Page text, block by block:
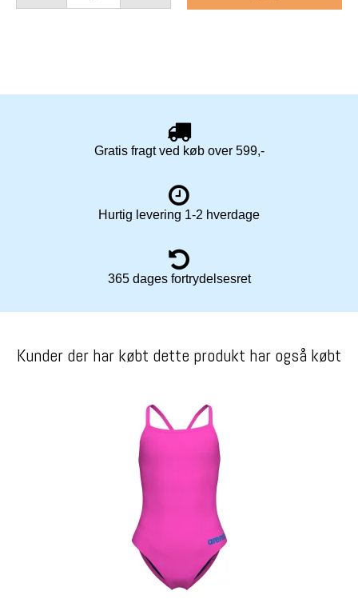
Gratis fragt ved køb over 599,-
Hurtig levering 1-2 hverdage
365 dages fortrydelsesret
Kunder der har købt dette produkt har også købt